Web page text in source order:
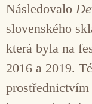
Následovalo
slovenského
která byla na
2016 a 2019.